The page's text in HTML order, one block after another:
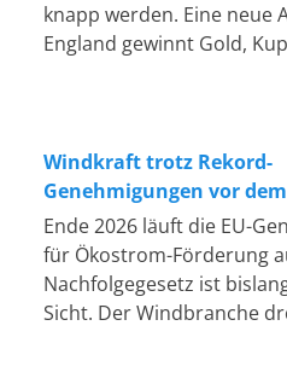
knapp werden. Eine neue
England gewinnt Gold,
schmilzt Leiterplatten und
bei mehreren hundert bis
tausend Grad ein.
nur im industriellen
möglich. Das Londoner
DEScycle hat im
Windkraft trotz Rekord-
Genehmigungen vor
Ende 2026 läuft die EU-
für Ökostrom-Förderung
Nachfolgegesetz ist
Sicht. Der Windbranche